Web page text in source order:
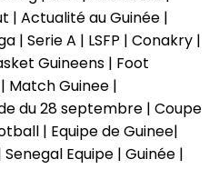
| Actualité au Guinée |
| Serie A | LSFP | Conakry |
Guineens | Foot
Match Guinee |
du 28 septembre | Coupe
| Equipe de Guinee|
Equipe | Guinée |